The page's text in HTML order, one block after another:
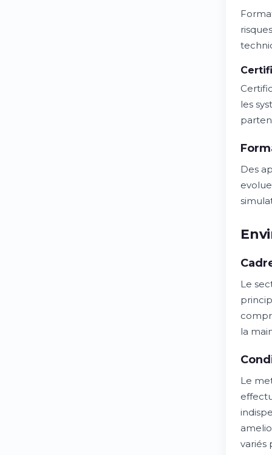
les
Des
Le
la
Le
variés